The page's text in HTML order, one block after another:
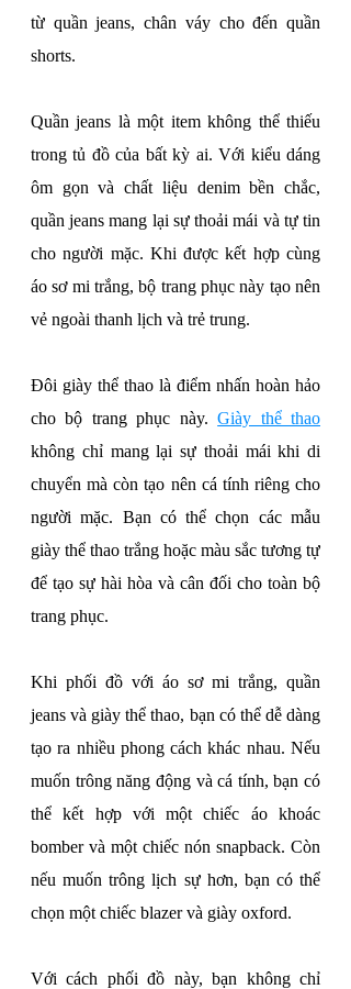
từ quần jeans, chân váy cho đến quần
shorts.
Quần jeans là một item không thể thiếu
trong tủ đồ của bất kỳ ai. Với kiểu dáng
ôm gọn và chất liệu denim bền chắc,
quần jeans mang lại sự thoải mái và tự tin
cho người mặc. Khi được kết hợp cùng
áo sơ mi trắng, bộ trang phục này tạo nên
vẻ ngoài thanh lịch và trẻ trung.
Đôi giày thể thao là điểm nhấn hoàn hảo
cho bộ trang phục này. Giày thể thao
không chỉ mang lại sự thoải mái khi di
chuyển mà còn tạo nên cá tính riêng cho
người mặc. Bạn có thể chọn các mẫu
giày thể thao trắng hoặc màu sắc tương tự
để tạo sự hài hòa và cân đối cho toàn bộ
trang phục.
Khi phối đồ với áo sơ mi trắng, quần
jeans và giày thể thao, bạn có thể dễ dàng
tạo ra nhiều phong cách khác nhau. Nếu
muốn trông năng động và cá tính, bạn có
thể kết hợp với một chiếc áo khoác
bomber và một chiếc nón snapback. Còn
nếu muốn trông lịch sự hơn, bạn có thể
chọn một chiếc blazer và giày oxford.
Với cách phối đồ này, bạn không chỉ